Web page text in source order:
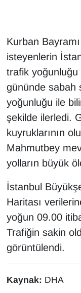
Kurban
isteyenlerin
trafik yoğunluğu
gününde sabah
yoğunluğu ile
şekilde ilerledi.
kuyruklarının
Mahmutbey
yolların büyük
İstanbul
Haritası
yoğun 09.00
Trafiğin sakin
görüntülendi.
Kaynak: DHA
Kamu
Kim Kimdir?
Kültür &
KURDÎ
MEDYA
ONE
Resmi İlanlar